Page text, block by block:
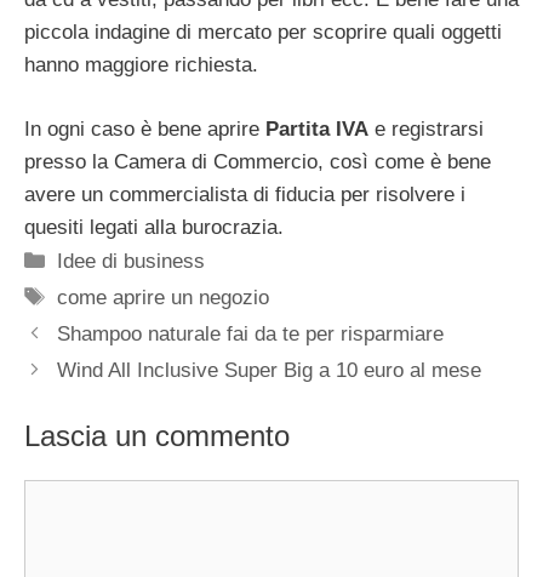
piccola indagine di mercato per scoprire quali oggetti
hanno maggiore richiesta.
In ogni caso è bene aprire Partita IVA e registrarsi
presso la Camera di Commercio, così come è bene
avere un commercialista di fiducia per risolvere i
quesiti legati alla burocrazia.
Categorie
Idee di business
Tag
come aprire un negozio
Shampoo naturale fai da te per risparmiare
Wind All Inclusive Super Big a 10 euro al mese
Lascia un commento